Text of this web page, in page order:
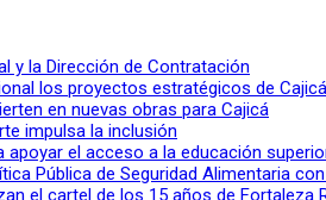
y la Dirección de Contratación
los proyectos estratégicos de
en nuevas obras para Cajicá
impulsa la inclusión
apoyar el acceso a la educación
Pública de Seguridad Alimentaria
el cartel de los 15 años de Fortaleza